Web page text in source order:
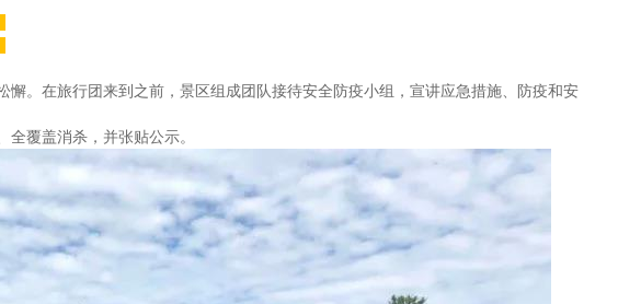
。在旅行团来到之前，景区组成团队接待安全防疫小组，宣讲应急措施、防疫和安
覆盖消杀，并张贴公示。